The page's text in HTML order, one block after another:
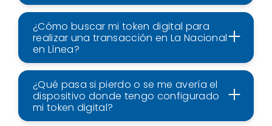
¿Cómo buscar mi token digital para
realizar una transacción en La Nacional
en Línea?
¿Qué pasa si pierdo o se me avería el
dispositivo donde tengo configurado
mi token digital?